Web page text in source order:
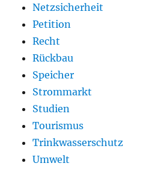
Netzsicherheit
Petition
Recht
Rückbau
Speicher
Strommarkt
Studien
Tourismus
Trinkwasserschutz
Umwelt